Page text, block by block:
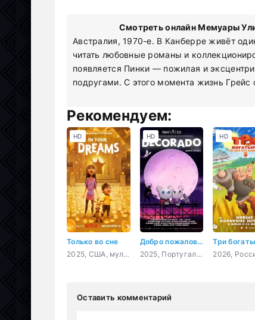
Смотреть онлайн Мемуары
Австралия, 1970-е. В Канберре живёт
читать любовные романы и
появляется Пинки — пожилая и
подругами. С этого момента жизнь
Рекомендуем:
Только во сне
2025, США, мультфильм, фэнтези, комедия, приключения, семейный
HD
Добро пожаловать в Декорадо
2025, Португалия, Испания, мультфильм, ужасы, фэнтези, комедия
HD HD
Оставить комментарий